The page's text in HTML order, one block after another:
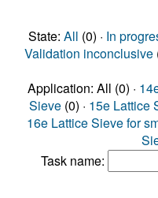
State: All (0) · In
Validation inconclusive
Application: All (0) ·
Sieve (0) · 15e Lattice
16e Lattice Sieve for
Task name: